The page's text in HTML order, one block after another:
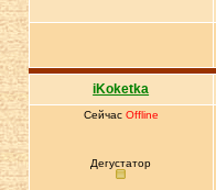
iKoketka
Сейчас Offline
Дегустатор